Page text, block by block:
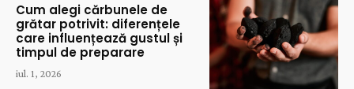
Cum alegi cărbunele de
grătar potrivit: diferențele
care influențează gustul și
timpul de preparare
iul. 1, 2026